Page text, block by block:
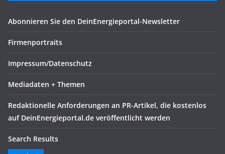
Abonnieren Sie den DeinEnergieportal-Newsletter
Firmenportraits
Impressum/Datenschutz
Mediadaten + Themen
Redaktionelle Anforderungen an PR-Artikel, die kostenlos
auf DeinEnergieportal.de veröffentlicht werden
Search Results